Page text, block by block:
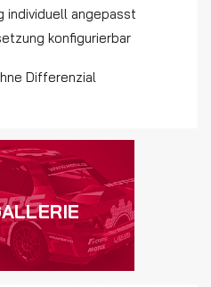
individuell angepasst
konfigurierbar
Differenzial